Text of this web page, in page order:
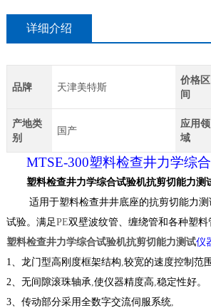
详细介绍
品牌 天津美特斯
价格区
间
产地类
别
国产
应用领
域
MTSE-300塑料检查井力学综
塑料检查井力学综合试验机抗剪切能力测
适用于塑料检查井井底座的抗剪切能力测
试验。满足PE双壁波纹管、缠绕管和各种塑料
塑料检查井力学综合试验机抗剪切能力测试仪
1、龙门型高刚度框架结构,较宽的速度控制范围
2、无间隙滚珠轴承,使仪器精度高,稳定性好。
3、传动部分采用全数字交流伺服系统,